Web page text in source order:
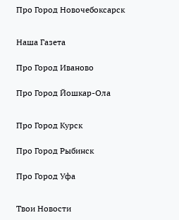
Про Город Новочебоксарск
Наша Газета
Про Город Иваново
Про Город Йошкар-Ола
Про Город Курск
Про Город Рыбинск
Про Город Уфа
Твои Новости